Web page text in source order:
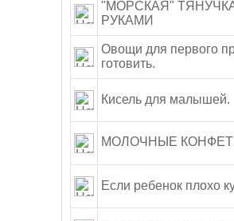
"МОРСКАЯ"
РУКАМИ
Овощи для первого
готовить.
Кисель для малышей.
МОЛОЧНЫЕ
Если ребенок плохо